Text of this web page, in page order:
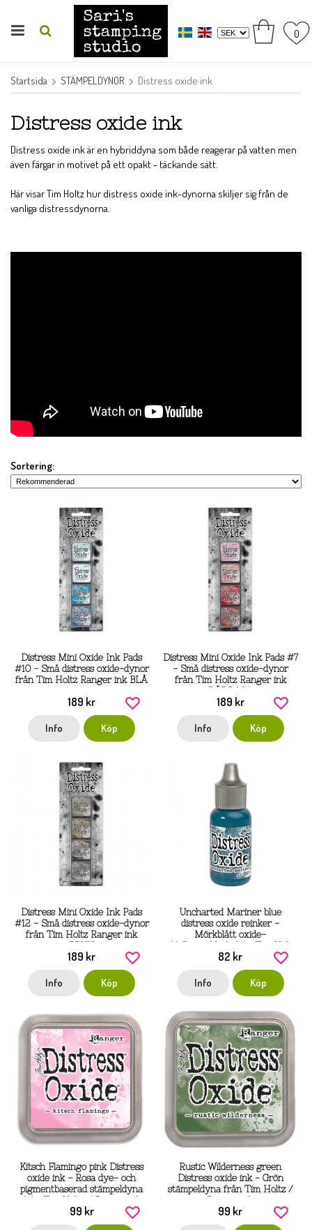
0
Startsida STÄMPELDYNOR Distress oxide ink
Distress oxide ink
Distress oxide ink är en hybriddyna som både reagerar på vatten men
även färgar in motivet på ett opakt - täckande sätt.
Här visar Tim Holtz hur distress oxide ink-dynorna skiljer sig från de
vanliga distressdynorna.
Sortering:
Distress Mini Oxide Ink Pads
#10 - Små distress oxide-dynor
från Tim Holtz Ranger ink BLÅ
189 kr
Info Köp
Distress Mini Oxide Ink Pads #7
- Små distress oxide-dynor
från Tim Holtz Ranger ink
189 kr
Info Köp
Distress Mini Oxide Ink Pads
#12 - Små distress oxide-dynor
från Tim Holtz Ranger ink
189 kr
Info Köp
Uncharted Mariner blue
distress oxide reinker -
Mörkblått oxide-
Ranger ink
82 kr
Info Köp
Kitsch Flamingo pink Distress
oxide ink - Rosa dye- och
pigmentbaserad stämpeldyna
99 kr
Rustic Wilderness green
Distress oxide ink - Grön
stämpeldyna från Tim Holtz /
99 kr